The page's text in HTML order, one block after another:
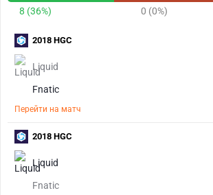
8 (36%) 0 (0%)
Liquid
Fnatic
Перейти на матч
2018 HGC
Liquid
Fnatic
2018 HGC